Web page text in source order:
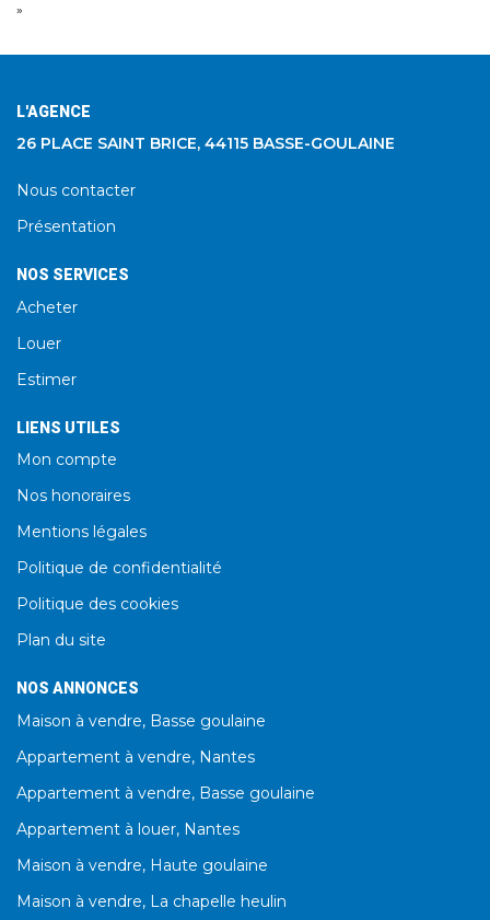
»
L'AGENCE
26 PLACE SAINT BRICE, 44115 BASSE-GOULAINE
Nous contacter
Présentation
NOS SERVICES
Acheter
Louer
Estimer
LIENS UTILES
Mon compte
Nos honoraires
Mentions légales
Politique de confidentialité
Politique des cookies
Plan du site
NOS ANNONCES
Maison à vendre, Basse goulaine
Appartement à vendre, Nantes
Appartement à vendre, Basse goulaine
Appartement à louer, Nantes
Maison à vendre, Haute goulaine
Maison à vendre, La chapelle heulin